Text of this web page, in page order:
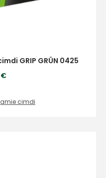
GRIP GRÜN 0425
€
cimdi